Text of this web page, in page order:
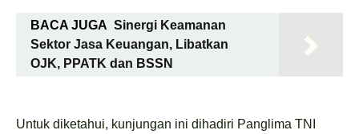
BACA JUGA Sinergi Keamanan
Sektor Jasa Keuangan, Libatkan
OJK, PPATK dan BSSN
Untuk diketahui, kunjungan ini dihadiri Panglima TNI